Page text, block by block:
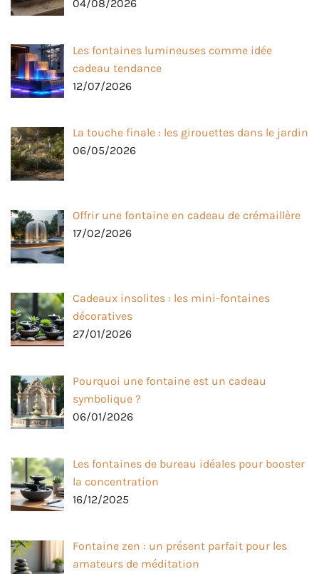
04/08/2026
Les fontaines lumineuses comme idée
cadeau tendance
12/07/2026
La touche finale : les girouettes dans le jardin
06/05/2026
Offrir une fontaine en cadeau de crémaillère
17/02/2026
Cadeaux insolites : les mini-fontaines
décoratives
27/01/2026
Pourquoi une fontaine est un cadeau
symbolique ?
06/01/2026
Les fontaines de bureau idéales pour booster
la concentration
16/12/2025
Fontaine zen : un présent parfait pour les
amateurs de méditation